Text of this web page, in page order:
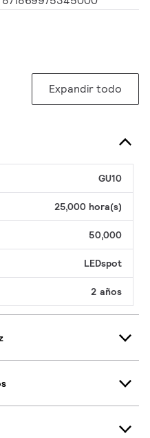
Expandir todo
GU10
25,000 hora(s)
50,000
LEDspot
2 años